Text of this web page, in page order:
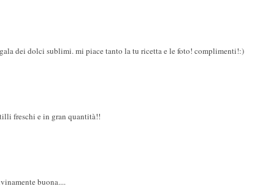
dei dolci sublimi. mi piace tanto la tu ricetta e le foto! complimenti!:)
freschi e in gran quantità!!
buona....